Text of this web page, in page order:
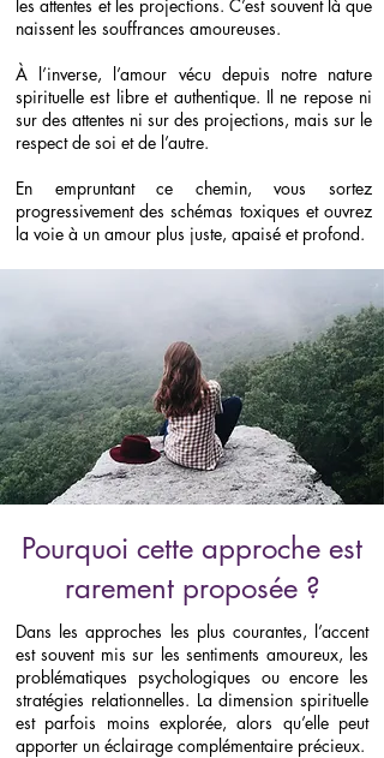
les attentes et les projections. C’est souvent là que
naissent les souffrances amoureuses.
À l’inverse, l’amour vécu depuis notre nature
spirituelle est libre et authentique. Il ne repose ni
sur des attentes ni sur des projections, mais sur le
respect de soi et de l’autre.
En empruntant ce chemin, vous sortez
progressivement des schémas toxiques et ouvrez
la voie à un amour plus juste, apaisé et profond.
Pourquoi cette approche est
rarement proposée ?
Dans les approches les plus courantes, l’accent
est souvent mis sur les sentiments amoureux, les
problématiques psychologiques ou encore les
stratégies relationnelles. La dimension spirituelle
est parfois moins explorée, alors qu’elle peut
apporter un éclairage complémentaire précieux.